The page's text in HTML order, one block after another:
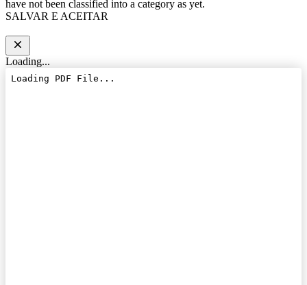
have not been classified into a category as yet.
SALVAR E ACEITAR
Loading...